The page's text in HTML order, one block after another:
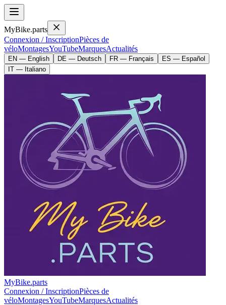
MyBike.parts
Connexion / InscriptionPièces de
véloMontagesYouTubeMarquesActualités
EN — English DE — Deutsch FR — Français
ES — Español
IT — Italiano
MyBike.parts
Connexion / InscriptionPièces de
véloMontagesYouTubeMarquesActualités